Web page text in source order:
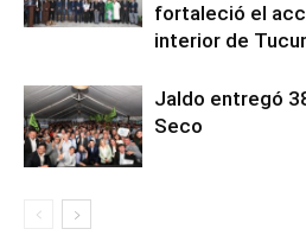
fortaleció el
interior de
Jaldo entregó
Seco